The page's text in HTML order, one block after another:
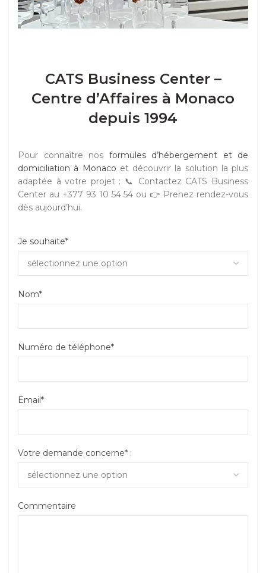
CATS Business Center –
Centre d’Affaires à Monaco
depuis 1994
Pour connaître nos formules d’hébergement et de
domiciliation à Monaco et découvrir la solution la plus
adaptée à votre projet : 📞 Contactez CATS Business
Center au +377 93 10 54 54 ou 👉 Prenez rendez-vous
dès aujourd’hui.
Je souhaite*
Nom*
Numéro de téléphone*
Email*
Votre demande concerne* :
Commentaire